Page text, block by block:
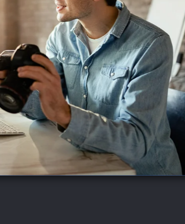
productvideo